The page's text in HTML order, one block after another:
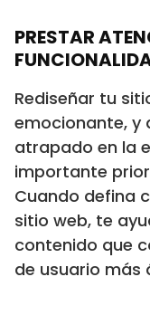
PRESTAR
Rediseñar tu
emocionante, y
atrapado en la
importante
Cuando defina
sitio web, te
contenido que
de usuario más